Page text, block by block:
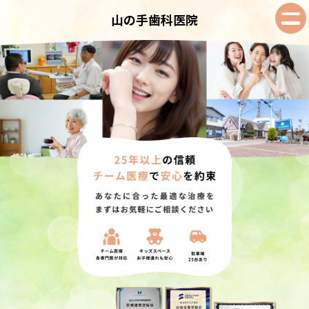
山の手歯科医院